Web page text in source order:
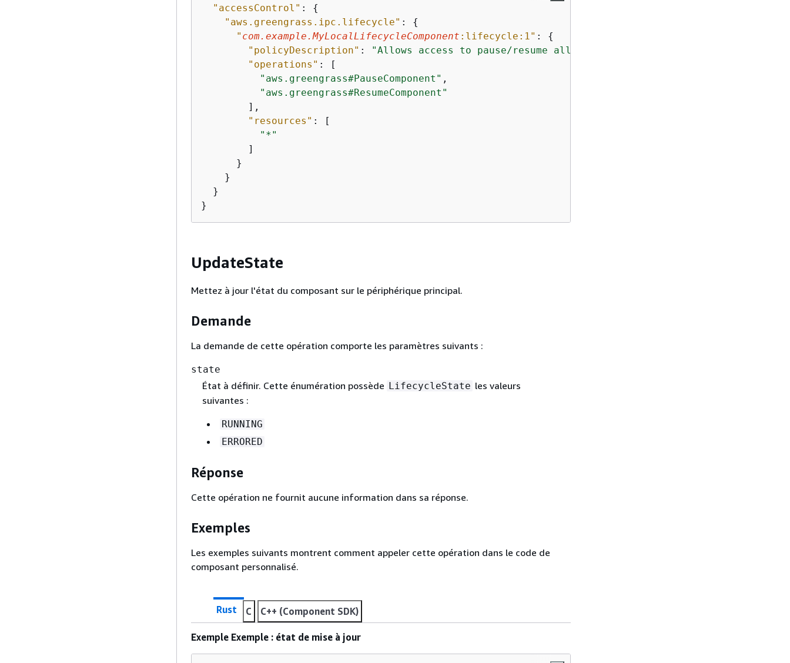
"accessControl" : {
"aws.greengrass.ipc.lifecycle" : {
" com.example.MyLocalLifecycleComponent :lifecycle:1" : {
"policyDescription" : "Allows access to pause/resume all components."
"operations" : [
"aws.greengrass#PauseComponent" ,
"aws.greengrass#ResumeComponent"
        ],
"resources" : [
"*"
        ]
      }
    }
  }
}
UpdateState
Mettez à jour l'état du composant sur le périphérique principal.
Demande
La demande de cette opération comporte les paramètres suivants :
state
État à définir. Cette énumération possède LifecycleState les valeurs
suivantes :
RUNNING
ERRORED
Réponse
Cette opération ne fournit aucune information dans sa réponse.
Exemples
Les exemples suivants montrent comment appeler cette opération dans le code de
composant personnalisé.
Rust C C++ (Component SDK)
Exemple Exemple : état de mise à jour